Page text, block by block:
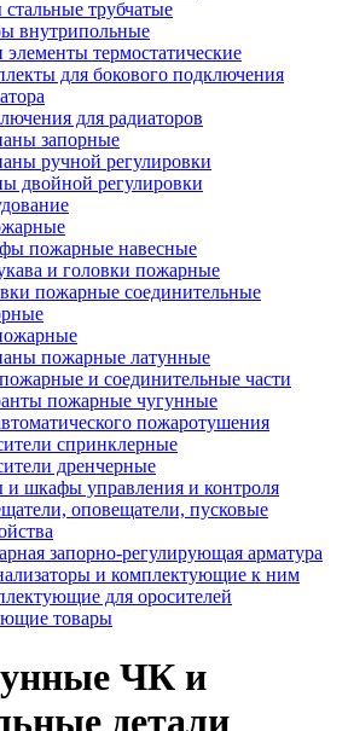
трубчатые
внутрипольные
термостатические
для бокового подключения
для радиаторов
запорные
ручной регулировки
двойной регулировки
пожарные навесные
и головки пожарные
пожарные соединительные
пожарные латунные
и соединительные части
пожарные чугунные
пожаротушения
спринклерные
дренчерные
и шкафы управления и контроля
оповещатели, пусковые
запорно-регулирующая арматура
и комплектующие к ним
для оросителей
товары
ЧК и
детали